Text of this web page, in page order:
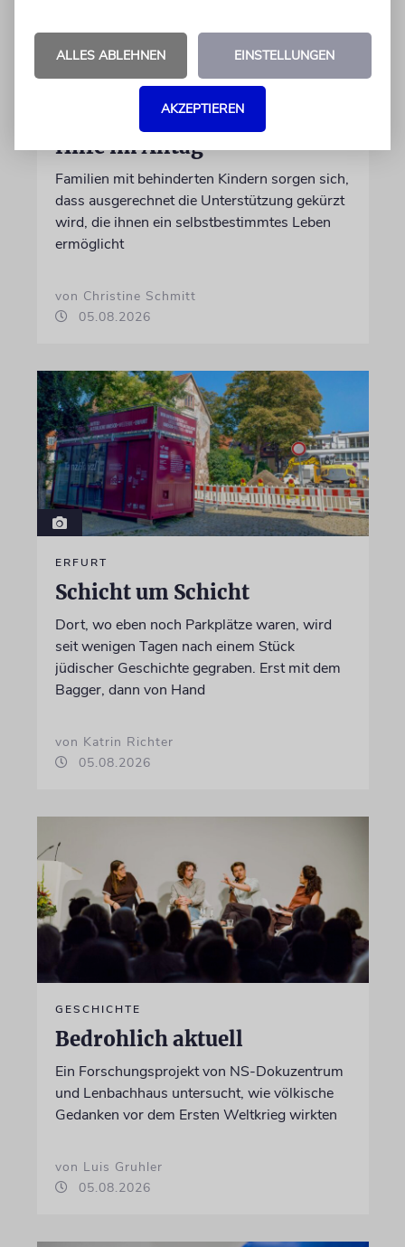
Hilfe im Alltag
Familien mit behinderten Kindern sorgen sich,
dass ausgerechnet die Unterstützung gekürzt
wird, die ihnen ein selbstbestimmtes Leben
ermöglicht
von Christine Schmitt
05.08.2026
ERFURT
Schicht um Schicht
Dort, wo eben noch Parkplätze waren, wird
seit wenigen Tagen nach einem Stück
jüdischer Geschichte gegraben. Erst mit dem
Bagger, dann von Hand
von Katrin Richter
05.08.2026
GESCHICHTE
Bedrohlich aktuell
Ein Forschungsprojekt von NS-Dokuzentrum
und Lenbachhaus untersucht, wie völkische
Gedanken vor dem Ersten Weltkrieg wirkten
von Luis Gruhler
05.08.2026
ALLES ABLEHNEN EINSTELLUNGEN
AKZEPTIEREN